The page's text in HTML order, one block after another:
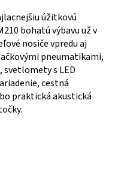
úžitkovú
bohatú výbavu už v
nosiče vpredu aj
pneumatikami,
s LED
cestná
praktická akustická